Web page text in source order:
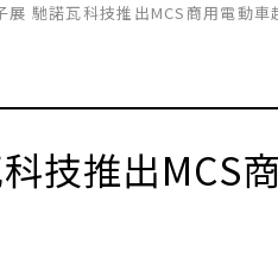
展 馳諾瓦科技推出MCS商用電動車
技推出MCS